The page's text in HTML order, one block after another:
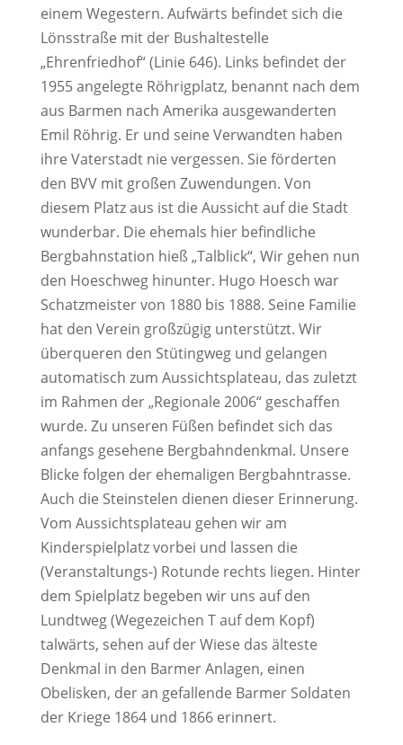
einem Wegestern. Aufwärts befindet sich die
Lönsstraße mit der Bushaltestelle
„Ehrenfriedhof“ (Linie 646). Links befindet der
1955 angelegte Röhrigplatz, benannt nach dem
aus Barmen nach Amerika ausgewanderten
Emil Röhrig. Er und seine Verwandten haben
ihre Vaterstadt nie vergessen. Sie förderten
den BVV mit großen Zuwendungen. Von
diesem Platz aus ist die Aussicht auf die Stadt
wunderbar. Die ehemals hier befindliche
Bergbahnstation hieß „Talblick“, Wir gehen nun
den Hoeschweg hinunter. Hugo Hoesch war
Schatzmeister von 1880 bis 1888. Seine Familie
hat den Verein großzügig unterstützt. Wir
überqueren den Stütingweg und gelangen
automatisch zum Aussichtsplateau, das zuletzt
im Rahmen der „Regionale 2006“ geschaffen
wurde. Zu unseren Füßen befindet sich das
anfangs gesehene Bergbahndenkmal. Unsere
Blicke folgen der ehemaligen Bergbahntrasse.
Auch die Steinstelen dienen dieser Erinnerung.
Vom Aussichtsplateau gehen wir am
Kinderspielplatz vorbei und lassen die
(Veranstaltungs-) Rotunde rechts liegen. Hinter
dem Spielplatz begeben wir uns auf den
Lundtweg (Wegezeichen T auf dem Kopf)
talwärts, sehen auf der Wiese das älteste
Denkmal in den Barmer Anlagen, einen
Obelisken, der an gefallende Barmer Soldaten
der Kriege 1864 und 1866 erinnert.